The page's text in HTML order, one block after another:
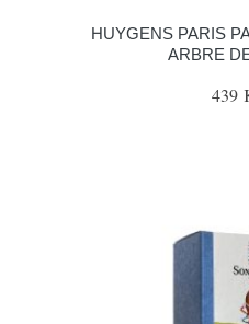
HUYGENS PARIS
ARBRE
439